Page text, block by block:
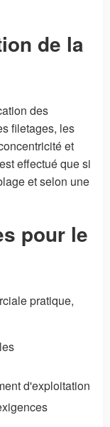
de la
des
filetages, les
et
effectué que si
et selon une
pour le
pratique,
d'exploitation